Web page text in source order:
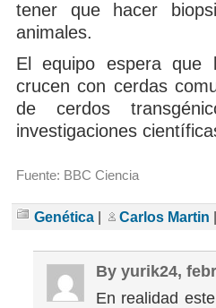
tener que hacer
animales.
El equipo espera que
crucen con cerdas
de cerdos
investigaciones
Fuente: BBC Ciencia
Genética Carlos Martin
By yurik24,
En realidad